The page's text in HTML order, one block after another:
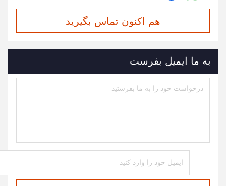
هم اکنون تماس بگیرید
به ما ایمیل بفرست